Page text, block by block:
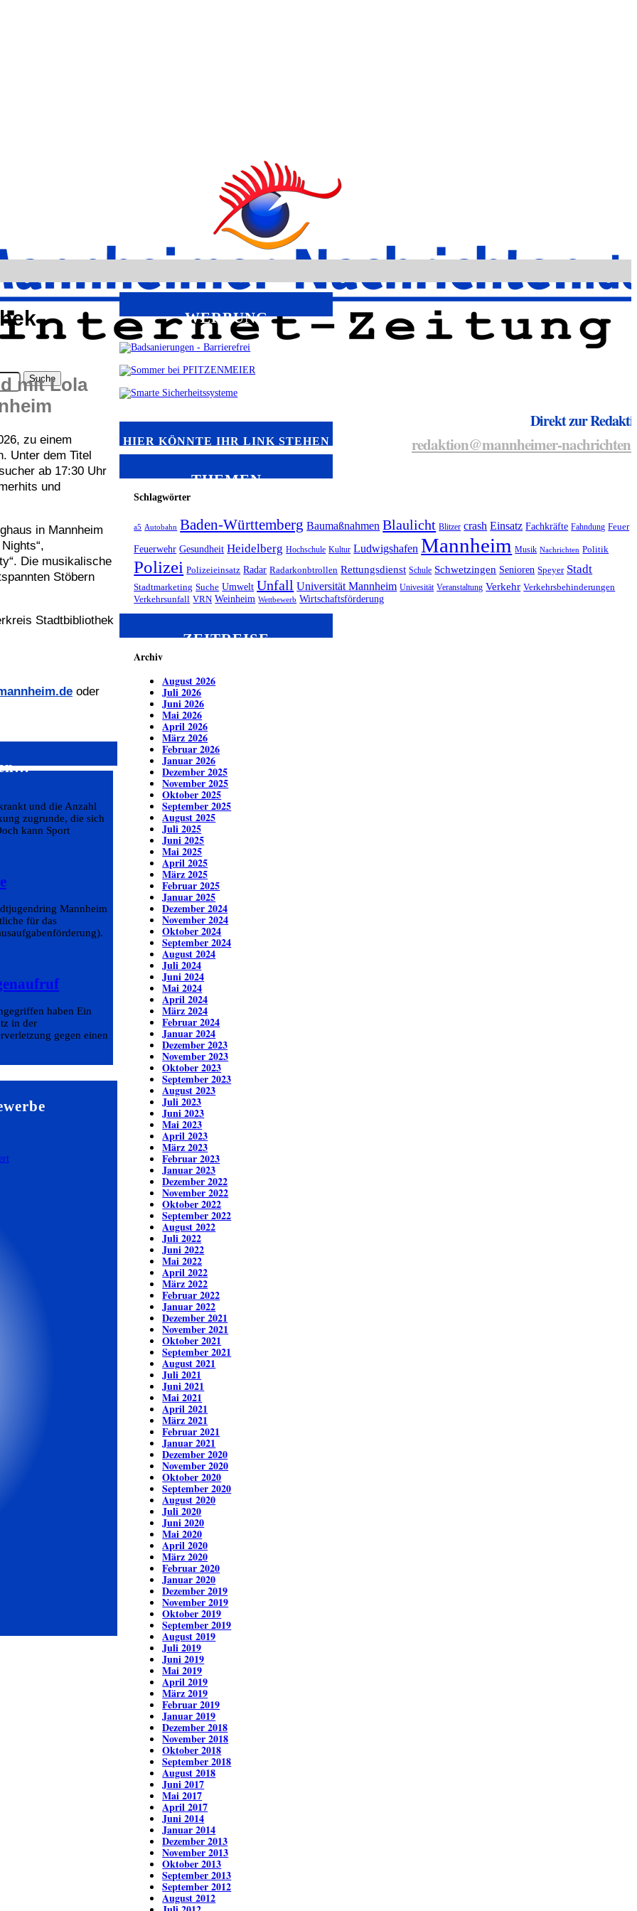
Direkt zur
redaktion@mannheimer-
mit Lola
zu einem
Unter dem Titel
ab 17:30 Uhr
und
in Mannheim
Die musikalische
Stöbern
Stadtbibliothek
oder
und die Anzahl
zugrunde, die sich
kann Sport
Mannheim
für das
haben Ein
in der
gegen einen
WERBUNG
HIER KÖNNTE IHR LINK STEHEN
THEMEN
Schlagwörter
a5 Autobahn Baden-Württemberg Baumaßnahmen Blaulicht Blitzer crash Einsatz Fachkräfte Fahndung Feuer
Feuerwehr Gesundheit Heidelberg Hochschule Kultur Ludwigshafen Mannheim Musik Nachrichten Politik
Polizei Polizeieinsatz Radar Radarkonbtrollen Rettungsdienst Schule Schwetzingen Senioren Speyer Stadt
Stadtmarketing Suche Umwelt Unfall Universität Mannheim Univesität Veranstaltung Verkehr Verkehrsbehinderungen
Verkehrsunfall VRN Weinheim Wettbewerb Wirtschaftsförderung
ZEITREISE
Archiv
August 2026
Juli 2026
Juni 2026
Mai 2026
April 2026
März 2026
Februar 2026
Januar 2026
Dezember 2025
November 2025
Oktober 2025
September 2025
August 2025
Juli 2025
Juni 2025
Mai 2025
April 2025
März 2025
Februar 2025
Januar 2025
Dezember 2024
November 2024
Oktober 2024
September 2024
August 2024
Juli 2024
Juni 2024
Mai 2024
April 2024
März 2024
Februar 2024
Januar 2024
Dezember 2023
November 2023
Oktober 2023
September 2023
August 2023
Juli 2023
Juni 2023
Mai 2023
April 2023
März 2023
Februar 2023
Januar 2023
Dezember 2022
November 2022
Oktober 2022
September 2022
August 2022
Juli 2022
Juni 2022
Mai 2022
April 2022
März 2022
Februar 2022
Januar 2022
Dezember 2021
November 2021
Oktober 2021
September 2021
August 2021
Juli 2021
Juni 2021
Mai 2021
April 2021
März 2021
Februar 2021
Januar 2021
Dezember 2020
November 2020
Oktober 2020
September 2020
August 2020
Juli 2020
Juni 2020
Mai 2020
April 2020
März 2020
Februar 2020
Januar 2020
Dezember 2019
November 2019
Oktober 2019
September 2019
August 2019
Juli 2019
Juni 2019
Mai 2019
April 2019
März 2019
Februar 2019
Januar 2019
Dezember 2018
November 2018
Oktober 2018
September 2018
August 2018
Juni 2017
Mai 2017
April 2017
Juni 2014
Januar 2014
Dezember 2013
November 2013
Oktober 2013
September 2013
September 2012
August 2012